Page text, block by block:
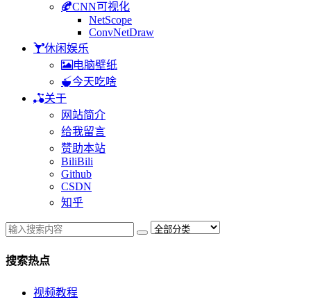
CNN可视化
NetScope
ConvNetDraw
休闲娱乐
电脑壁纸
今天吃啥
关于
网站简介
给我留言
赞助本站
BiliBili
Github
CSDN
知乎
搜索热点
视频教程